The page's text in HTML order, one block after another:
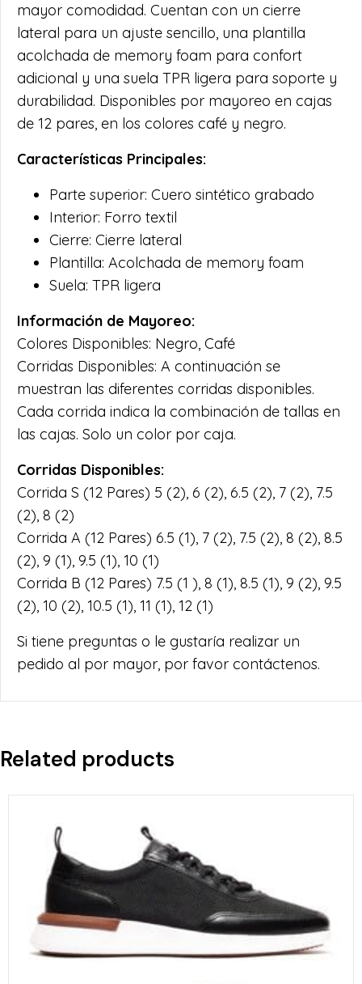
mayor comodidad. Cuentan con un cierre
lateral para un ajuste sencillo, una plantilla
acolchada de memory foam para confort
adicional y una suela TPR ligera para soporte y
durabilidad. Disponibles por mayoreo en cajas
de 12 pares, en los colores café y negro.
Características Principales:
Parte superior: Cuero sintético grabado
Interior: Forro textil
Cierre: Cierre lateral
Plantilla: Acolchada de memory foam
Suela: TPR ligera
Información de Mayoreo:
Colores Disponibles: Negro, Café
Corridas Disponibles: A continuación se
muestran las diferentes corridas disponibles.
Cada corrida indica la combinación de tallas en
las cajas. Solo un color por caja.
Corridas Disponibles:
Corrida S (12 Pares) 5 (2), 6 (2), 6.5 (2), 7 (2), 7.5
(2), 8 (2)
Corrida A (12 Pares) 6.5 (1), 7 (2), 7.5 (2), 8 (2), 8.5
(2), 9 (1), 9.5 (1), 10 (1)
Corrida B (12 Pares) 7.5 (1 ), 8 (1), 8.5 (1), 9 (2), 9.5
(2), 10 (2), 10.5 (1), 11 (1), 12 (1)
Si tiene preguntas o le gustaría realizar un
pedido al por mayor, por favor contáctenos.
Related products